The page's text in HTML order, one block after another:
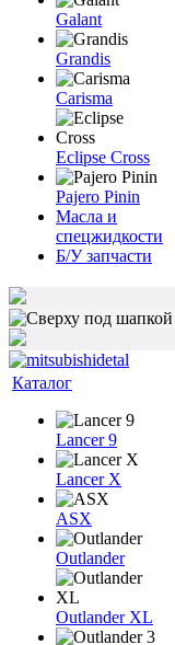
Galant
Grandis
Carisma
Eclipse Cross
Pajero Pinin
Масла и
спецжидкости
Б/У запчасти
Каталог
Lancer 9
Lancer X
ASX
Outlander
Outlander XL